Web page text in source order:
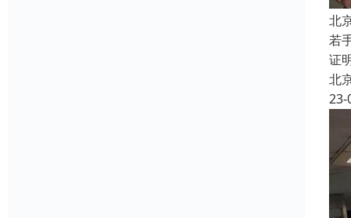
北
若
证
北
23-